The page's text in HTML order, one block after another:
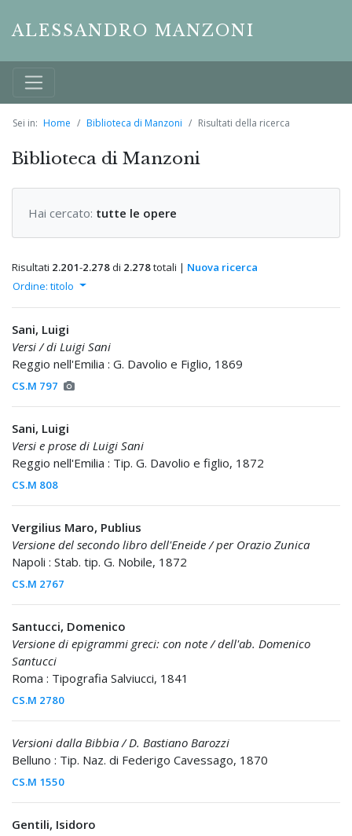
ALESSANDRO MANZONI
Sei in: Home Biblioteca di Manzoni Risultati della ricerca
Biblioteca di Manzoni
Hai cercato: tutte le opere
Risultati 2.201-2.278di 2.278totali | Nuova ricerca
Ordine: titolo
Sani, Luigi
Versi / di Luigi Sani
Reggio nell'Emilia : G. Davolio e Figlio, 1869
CS.M 797
Sani, Luigi
Versi e prose di Luigi Sani
Reggio nell'Emilia : Tip. G. Davolio e figlio, 1872
CS.M 808
Vergilius Maro, Publius
Versione del secondo libro dell'Eneide / per Orazio Zunica
Napoli : Stab. tip. G. Nobile, 1872
CS.M 2767
Santucci, Domenico
Versione di epigrammi greci: con note / dell'ab. Domenico
Santucci
Roma : Tipografia Salviucci, 1841
CS.M 2780
Versioni dalla Bibbia / D. Bastiano Barozzi
Belluno : Tip. Naz. di Federigo Cavessago, 1870
CS.M 1550
Gentili, Isidoro